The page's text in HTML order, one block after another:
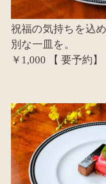
祝福の気持ちを込
別な一皿を。
￥1,000 【 要予約】